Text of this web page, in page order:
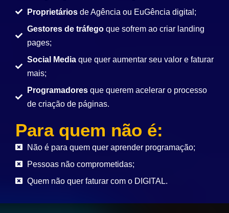
Proprietários de Agência ou EuGência digital;
Gestores de tráfegoque sofrem ao criar landing
pages;
Social Media que quer aumentar seu valor e faturar
mais;
Programadores que querem acelerar o processo
de criação de páginas.
Para quem não é:
Não é para quem quer aprender programação;
Pessoas não comprometidas;
Quem não quer faturar com o DIGITAL.